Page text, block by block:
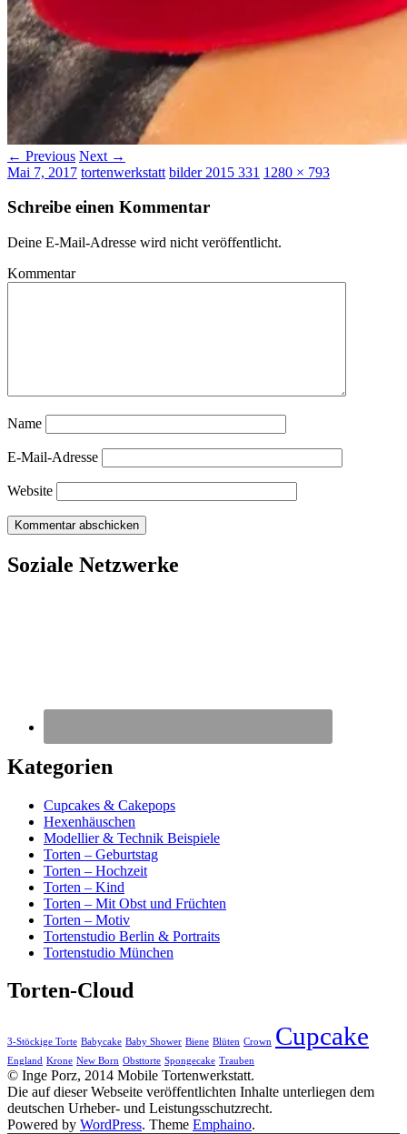
← Previous Next →
Mai 7, 2017 tortenwerkstatt bilder 2015 331 1280 × 793
Schreibe einen Kommentar
Deine E-Mail-Adresse wird nicht veröffentlicht.
Kommentar
Name
E-Mail-Adresse
Website
Soziale Netzwerke
Kategorien
Cupcakes & Cakepops
Hexenhäuschen
Modellier & Technik Beispiele
Torten – Geburtstag
Torten – Hochzeit
Torten – Kind
Torten – Mit Obst und Früchten
Torten – Motiv
Tortenstudio Berlin & Portraits
Tortenstudio München
Torten-Cloud
3-Stöckige Torte Babycake Baby Shower Biene Blüten Crown Cupcake
England Krone New Born Obsttorte Spongecake Trauben
© Inge Porz, 2014 Mobile Tortenwerkstatt.
Die auf dieser Webseite veröffentlichten Inhalte unterliegen dem
deutschen Urheber- und Leistungsschutzrecht.
Powered by WordPress. Theme Emphaino.